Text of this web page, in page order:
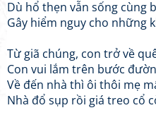
Dù hổ thẹn vẫn sống cùng
Gây hiểm nguy cho những
Từ giã chúng, con trở về
Con vui lắm trên bước
Về đến nhà thì ôi thôi mẹ
Nhà đổ sụp rồi giá treo cổ